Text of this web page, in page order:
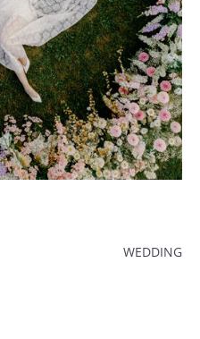
WEDDING